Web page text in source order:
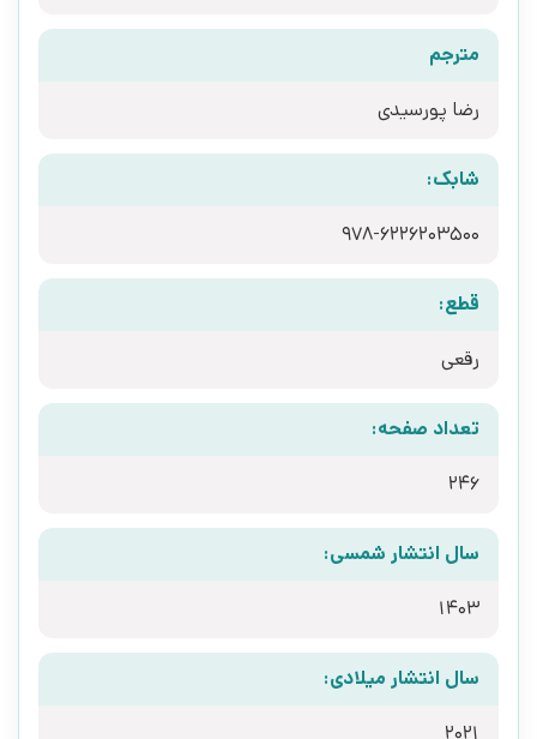
مترجم
رضا پورسیدی
شابک:
978-6226203500
قطع:
رقعی
تعداد صفحه:
246
سال انتشار شمسی:
1403
سال انتشار میلادی: